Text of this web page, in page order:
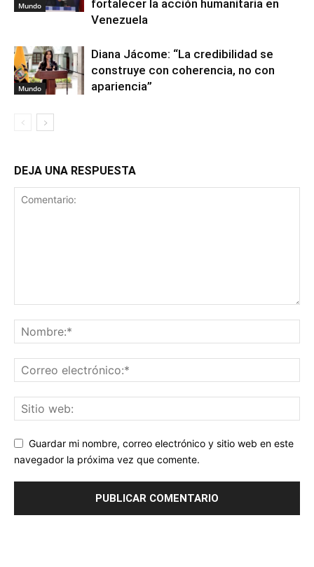
Mundo
fortalecer la acción humanitaria en
Venezuela
Mundo
Diana Jácome: “La credibilidad se
construye con coherencia, no con
apariencia”
DEJA UNA RESPUESTA
Guardar mi nombre, correo electrónico y sitio web en este
navegador la próxima vez que comente.